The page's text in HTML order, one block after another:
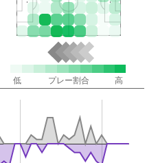
低 プレー割合 高